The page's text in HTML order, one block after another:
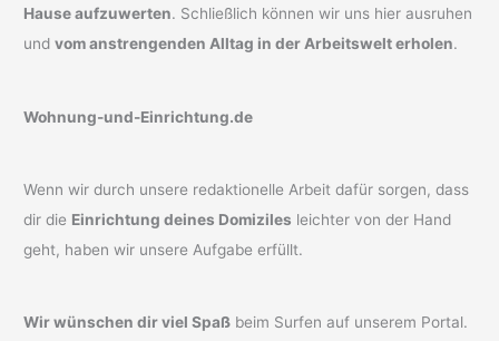
Hause aufzuwerten. Schließlich können wir uns hier ausruhen
undvom anstrengenden Alltag in der Arbeitswelt erholen.
Wohnung-und-Einrichtung.de
Wenn wir durch unsere redaktionelle Arbeit dafür sorgen, dass
dir die Einrichtung deines Domiziles leichter von der Hand
geht, haben wir unsere Aufgabe erfüllt.
Wir wünschen dir viel Spaß beim Surfen auf unserem Portal.